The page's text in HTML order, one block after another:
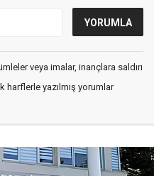
veya imalar, inançlara saldırı
harflerle yazılmış yorumlar